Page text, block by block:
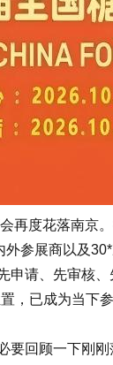
再度花落南京
参展商以及
请、先审核
，已成为当下
要回顾一下刚